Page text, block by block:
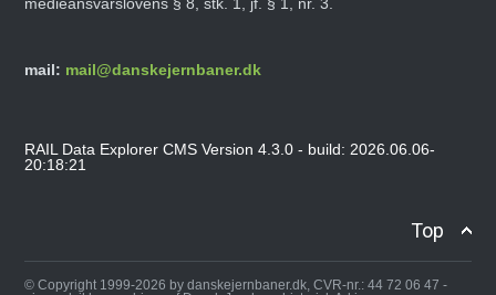
mail: mail@danskejernbaner.dk
RAIL Data Explorer CMS Version 4.3.0 - build: 2026.06.06-
20:18:21
Top
© Copyright 1999-2026 by danskejernbaner.dk, CVR-nr.: 44 72 06 47 -